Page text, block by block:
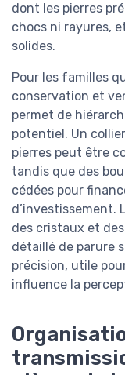
dont les pierres
chocs ni rayures,
solides.
Pour les familles
conservation et
permet de
potentiel. Un
pierres peut être
tandis que des
cédées pour
d’investissement.
des cristaux et
détaillé de parure
précision, utile
influence la